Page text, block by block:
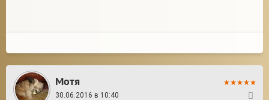
Мотя
30.06.2016 в 10:40